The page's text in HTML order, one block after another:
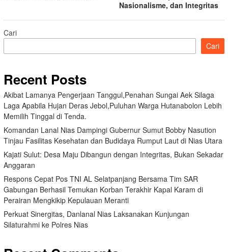
Nasionalisme, dan Integritas
Cari
Cari
Recent Posts
Akibat Lamanya Pengerjaan Tanggul,Penahan Sungai Aek Silaga
Laga Apabila Hujan Deras Jebol,Puluhan Warga Hutanabolon Lebih
Memilih Tinggal di Tenda.
Komandan Lanal Nias Dampingi Gubernur Sumut Bobby Nasution
Tinjau Fasilitas Kesehatan dan Budidaya Rumput Laut di Nias Utara
Kajati Sulut: Desa Maju Dibangun dengan Integritas, Bukan Sekadar
Anggaran
Respons Cepat Pos TNI AL Selatpanjang Bersama Tim SAR
Gabungan Berhasil Temukan Korban Terakhir Kapal Karam di
Perairan Mengkikip Kepulauan Meranti
Perkuat Sinergitas, Danlanal Nias Laksanakan Kunjungan
Silaturahmi ke Polres Nias